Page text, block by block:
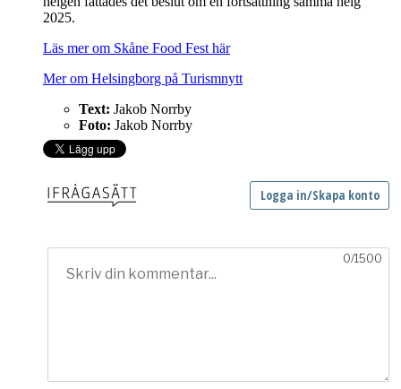
2025.
Läs mer om Skåne Food Fest här
Mer om Helsingborg på Turismnytt
Text: Jakob Norrby
Foto: Jakob Norrby